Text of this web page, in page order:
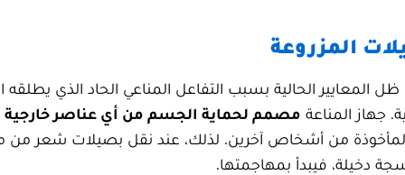
المزروعة
الحالية بسبب التفاعل المناعي الحاد الذي
جهاز المناعة مصمم لحماية الجسم من أي عناصر خارجية
المأخوذة من أشخاص آخرين. لذلك، عند نقل بصيلات شعر من
دخيلة، فيبدأ بمهاجمتها.